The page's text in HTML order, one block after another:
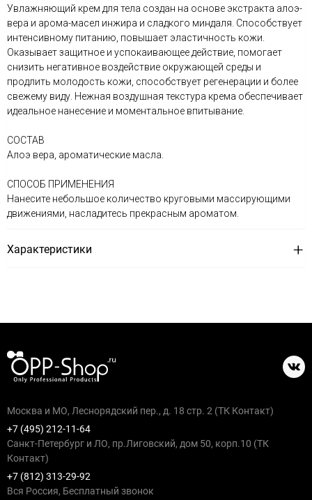
Увлажняющий крем для тела создан на основе экстракта алоэ-
вера и арома-масел инжира и сладкого миндаля. Способствует
интенсивному питанию, повышает эластичность кожи.
Оказывает защитное и успокаивающее действие, помогает
снизить негативное воздействие окружающей среды и
продлить молодость кожи, способствует регенерации и более
свежему виду. Нежная воздушная текстура крема обеспечивает
идеальное нанесение и моментальное впитывание.
СОСТАВ
Алоэ вера, ароматические масла.
СПОСОБ ПРИМЕНЕНИЯ
Нанесите небольшое количество круговыми массирующими
движениями, насладитесь прекрасным ароматом.
Характеристики
Москва и МО, Леснорядский пер., д. 18 стр. 2 (ТК Контакт)
+7 (495) 212-11-64
Санкт-Петербург и ЛО, пр.Лиговский, дом 50, корп.10 (ТК
Контакт)
+7 (812) 313-29-92
Вся Россия, Бесплатный звонок